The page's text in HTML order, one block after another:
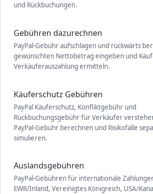
und Rückbuchungen.
Gebühren dazurechnen
PayPal-Gebühr aufschlagen und rückwärts
gewünschten Nettobetrag eingeben und
Verkäuferauszahlung ermitteln.
Käuferschutz Gebühren
PayPal Käuferschutz, Konfliktgebühr und
Rückbuchungsgebühr für Verkäufer
PayPal-Gebühr berechnen und Risikofälle
simulieren.
Auslandsgebühren
PayPal-Gebühren für internationale
EWR/Inland, Vereinigtes Königreich, USA/